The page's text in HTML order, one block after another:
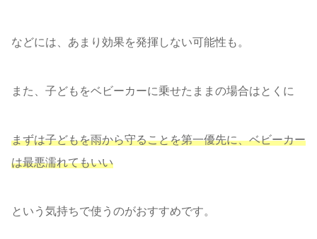
などには、あまり効果を発揮しない可能性も。
また、子どもをベビーカーに乗せたままの場合はとくに
まずは子どもを雨から守ることを第一優先に、ベビーカー
は最悪濡れてもいい
という気持ちで使うのがおすすめです。